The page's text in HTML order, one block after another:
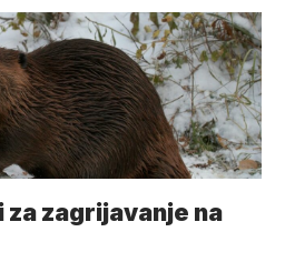
zagrijavanje na